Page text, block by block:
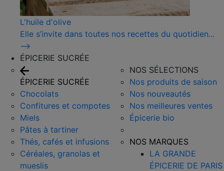
L'huile d'olive
Elle s’invite dans toutes nos recettes du quotidien...
⟶
ÉPICERIE SUCRÉE
ÉPICERIE SUCRÉE
Chocolats
Confitures et compotes
Miels
Pâtes à tartiner
Thés, cafés et infusions
Céréales, granolas et
mueslis
NOS SÉLECTIONS
Nos produits de saison
Nos nouveautés
Nos meilleures ventes
Épicerie bio
NOS MARQUES
LA GRANDE
ÉPICERIE DE PARIS